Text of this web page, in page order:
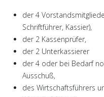
der 4
Schriftführer, Kassier),
der 2 Kassenprüfer,
der 2 Unterkassierer
der 4 oder bei Bedarf
Ausschuß,
des Wirtschaftsführers